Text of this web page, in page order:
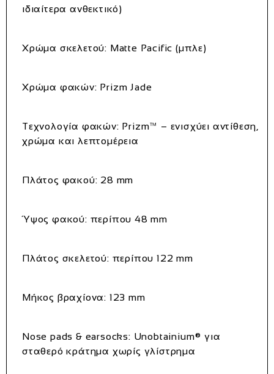
ιδιαίτερα ανθεκτικό)
Χρώμα σκελετού: Matte Pacific (μπλε)
Χρώμα φακών: Prizm Jade
Τεχνολογία φακών: Prizm™ – ενισχύει αντίθεση,
χρώμα και λεπτομέρεια
Πλάτος φακού: 28 mm
Ύψος φακού: περίπου 48 mm
Πλάτος σκελετού: περίπου 122 mm
Μήκος βραχίονα: 123 mm
Nose pads & earsocks: Unobtainium® για
σταθερό κράτημα χωρίς γλίστρημα